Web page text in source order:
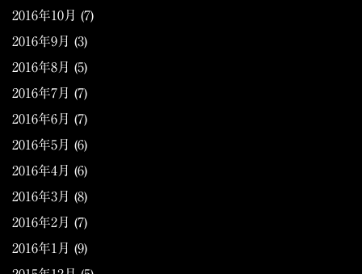
2016年10月 (7)
2016年9月 (3)
2016年8月 (5)
2016年7月 (7)
2016年6月 (7)
2016年5月 (6)
2016年4月 (6)
2016年3月 (8)
2016年2月 (7)
2016年1月 (9)